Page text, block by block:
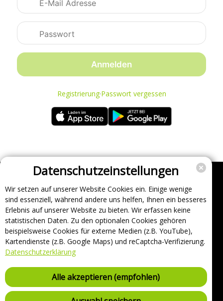
Anmelden
Registrierung·Passwort vergessen
Unternehmen
Support
Über uns
Impressum
Häufig gestellte Fragen
AGB und Datenschutz
Verträge hier kündigen
Vertrag hier widerrufen
Sicherheitsrichtlinie (VDP)
Datenschutzeinstellungen
Wir setzen auf unserer Website Cookies ein. Einige wenige
sind essenziell, während andere uns helfen, Ihnen ein besseres
Erlebnis auf unserer Website zu bieten. Wir erfassen keine
statistischen Daten. Zu den optionalen Cookies gehören
beispielsweise Cookies für externe Medien (z.B. YouTube),
Kartendienste (z.B. Google Maps) und reCaptcha-Verifizierung.
Datenschutzerklärung
Alle akzeptieren (empfohlen)